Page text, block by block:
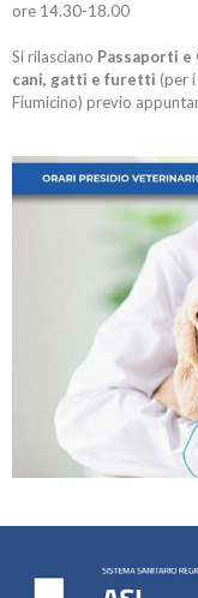
ore 14.30-18.00
Si rilasciano Passaporti
cani, gatti e furetti (per
Fiumicino) previo